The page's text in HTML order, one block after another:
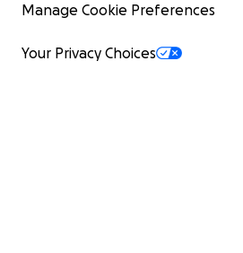
Manage Cookie Preferences
Your Privacy Choices